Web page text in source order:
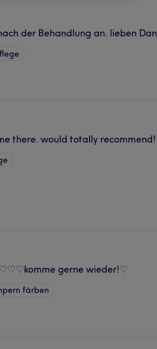
der Behandlung an. lieben
there. would totally recommend!
gerne wieder!♡
färben